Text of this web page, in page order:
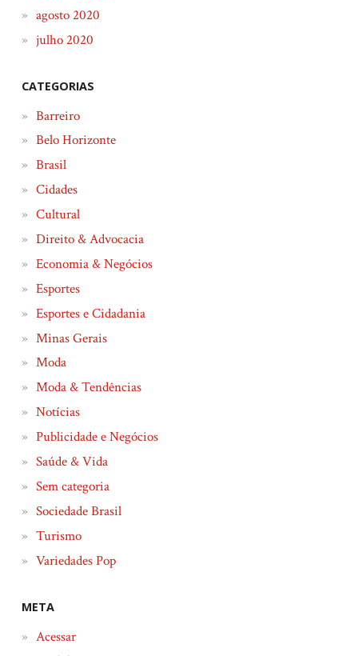
agosto 2020
julho 2020
CATEGORIAS
Barreiro
Belo Horizonte
Brasil
Cidades
Cultural
Direito & Advocacia
Economia & Negócios
Esportes
Esportes e Cidadania
Minas Gerais
Moda
Moda & Tendências
Notícias
Publicidade e Negócios
Saúde & Vida
Sem categoria
Sociedade Brasil
Turismo
Variedades Pop
META
Acessar